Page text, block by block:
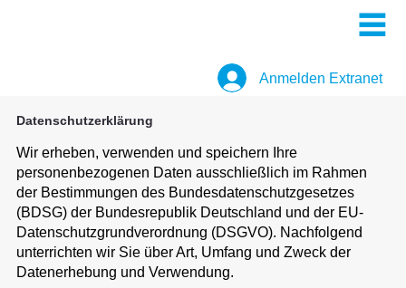
Anmelden Extranet
Datenschutzerklärung
Wir erheben, verwenden und speichern Ihre
personenbezogenen Daten ausschließlich im Rahmen
der Bestimmungen des Bundesdatenschutzgesetzes
(BDSG) der Bundesrepublik Deutschland und der EU-
Datenschutzgrundverordnung (DSGVO). Nachfolgend
unterrichten wir Sie über Art, Umfang und Zweck der
Datenerhebung und Verwendung.